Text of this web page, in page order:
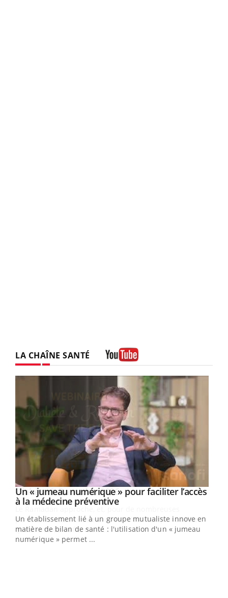
LA CHAÎNE SANTÉ
Youtube
Un « jumeau numérique » pour faciliter l’accès
à la médecine préventiveYoutube
Un établissement lié à un groupe mutualiste innove en
matière de bilan de santé : l'utilisation d'un « jumeau
numérique » permet ...